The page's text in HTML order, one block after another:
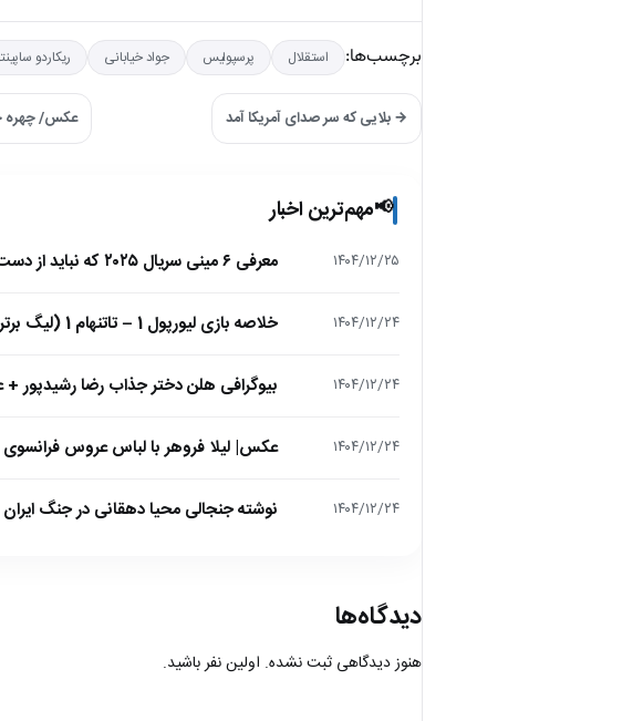
برچسب‌ها: استقلال پرسپولیس جواد خیابانی ریکاردو
→ بلایی که سر صدای آمریکا آمد عکس/ چهره
📢مهم‌ترین اخبار
۱۴۰۴/۱۲/۲۵ معرفی ۶ مینی سریال ۲۰۲۵ که نباید از دست بدهید!
۱۴۰۴/۱۲/۲۴ خلاصه بازی لیورپول 1 – تاتنهام 1 (لیگ برتر انگلیس)
۱۴۰۴/۱۲/۲۴ بیوگرافی هلن دختر جذاب رضا
۱۴۰۴/۱۲/۲۴ عکس| لیلا فروهر با لباس عروس فرانسوی
۱۴۰۴/۱۲/۲۴ نوشته جنجالی محیا دهقانی در جنگ
دیدگاه‌ها
هنوز دیدگاهی ثبت نشده. اولین نفر باشید.